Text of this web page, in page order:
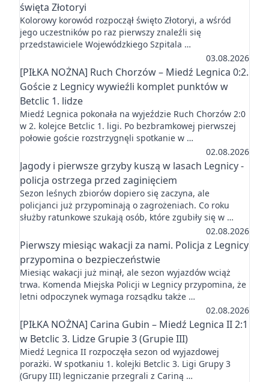
święta Złotoryi
Kolorowy korowód rozpoczął święto Złotoryi, a wśród
jego uczestników po raz pierwszy znaleźli się
przedstawiciele Wojewódzkiego Szpitala …
03.08.2026
[PIŁKA NOŻNA] Ruch Chorzów – Miedź Legnica 0:2.
Goście z Legnicy wywieźli komplet punktów w
Betclic 1. lidze
Miedź Legnica pokonała na wyjeździe Ruch Chorzów 2:0
w 2. kolejce Betclic 1. ligi. Po bezbramkowej pierwszej
połowie goście rozstrzygnęli spotkanie w …
02.08.2026
Jagody i pierwsze grzyby kuszą w lasach Legnicy -
policja ostrzega przed zaginięciem
Sezon leśnych zbiorów dopiero się zaczyna, ale
policjanci już przypominają o zagrożeniach. Co roku
służby ratunkowe szukają osób, które zgubiły się w …
02.08.2026
Pierwszy miesiąc wakacji za nami. Policja z Legnicy
przypomina o bezpieczeństwie
Miesiąc wakacji już minął, ale sezon wyjazdów wciąż
trwa. Komenda Miejska Policji w Legnicy przypomina, że
letni odpoczynek wymaga rozsądku także …
02.08.2026
[PIŁKA NOŻNA] Carina Gubin – Miedź Legnica II 2:1
w Betclic 3. Lidze Grupie 3 (Grupie III)
Miedź Legnica II rozpoczęła sezon od wyjazdowej
porażki. W spotkaniu 1. kolejki Betclic 3. Ligi Grupy 3
(Grupy III) legniczanie przegrali z Cariną …